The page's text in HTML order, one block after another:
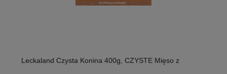
Leckaland Czysta Konina 400g, CZYSTE Mięso z